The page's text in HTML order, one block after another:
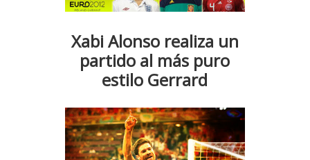
Xabi Alonso realiza un
partido al más puro
estilo Gerrard